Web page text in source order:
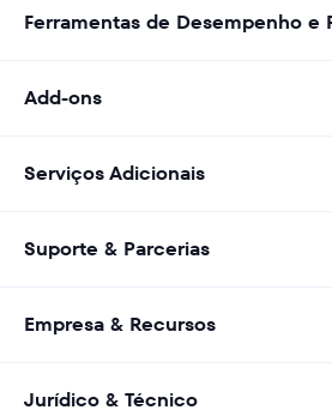
Ferramentas de Desempenho e
Add-ons
Serviços Adicionais
Suporte & Parcerias
Empresa & Recursos
Jurídico & Técnico